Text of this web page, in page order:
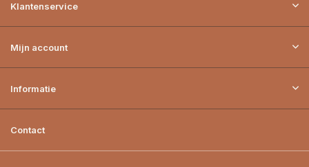
Klantenservice
Mijn account
Informatie
Contact